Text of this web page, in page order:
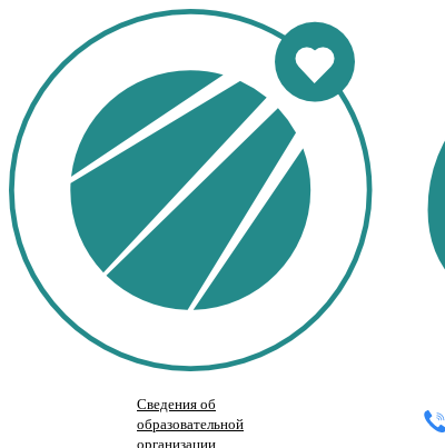
Сведения об
образовательной
организации